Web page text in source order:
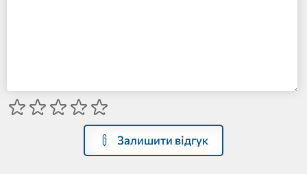
Залишити відгук